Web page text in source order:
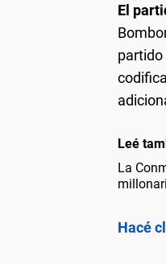
El
partido
Leé
La
Hacé